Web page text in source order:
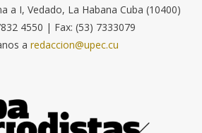
a I, Vedado, La Habana Cuba (10400)
4550 | Fax: (53) 7333079
a redaccion@upec.cu